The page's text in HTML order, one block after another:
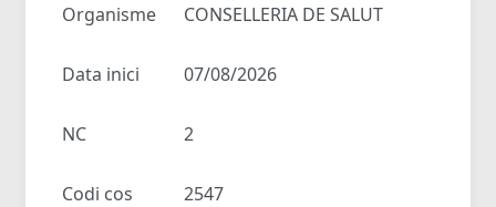
Organisme CONSELLERIA DE SALUT
Data inici 07/08/2026
NC 2
Codi cos 2547